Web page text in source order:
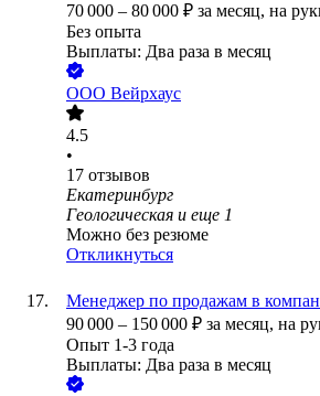
70 000 – 80 000 ₽ за месяц, на
Без опыта
Выплаты: Два раза в месяц
ООО Вейрхаус
4.5
•
17 отзывов
Екатеринбург
Геологическая и еще 1
Можно без резюме
Откликнуться
Менеджер по продажам в
90 000 – 150 000 ₽ за месяц, на
Опыт 1-3 года
Выплаты: Два раза в месяц